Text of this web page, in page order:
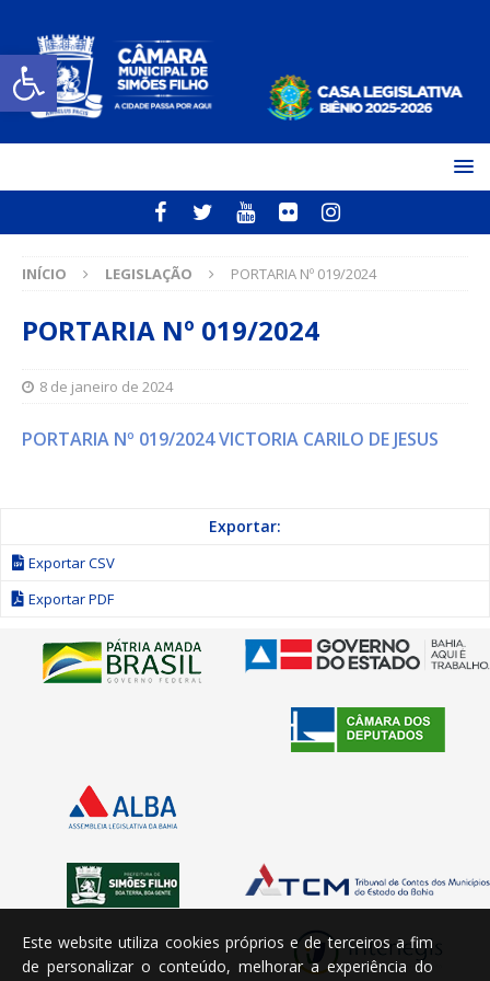
Open toolbar
INÍCIO LEGISLAÇÃO PORTARIA Nº 019/2024
PORTARIA Nº 019/2024
8 de janeiro de 2024
PORTARIA Nº 019/2024 VICTORIA CARILO DE JESUS
Exportar:
Exportar CSV
Exportar PDF
Este website utiliza cookies próprios e de terceiros a fim
de personalizar o conteúdo, melhorar a experiência do